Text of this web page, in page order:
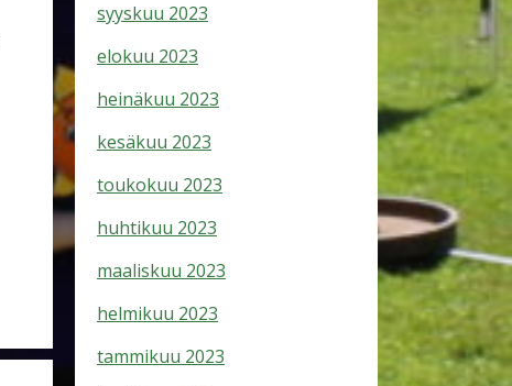
syyskuu 2023
elokuu 2023
heinäkuu 2023
kesäkuu 2023
toukokuu 2023
huhtikuu 2023
maaliskuu 2023
helmikuu 2023
tammikuu 2023